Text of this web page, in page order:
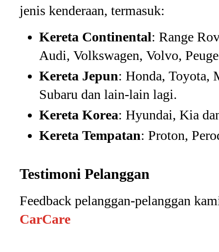
jenis kenderaan, termasuk:
Kereta Continental: Range
Audi, Volkswagen, Volvo,
Kereta Jepun: Honda, Toyota,
Subaru dan lain-lain lagi.
Kereta Korea: Hyundai, Kia
Kereta Tempatan: Proton,
Testimoni Pelanggan
Feedback pelanggan-pelanggan
CarCare